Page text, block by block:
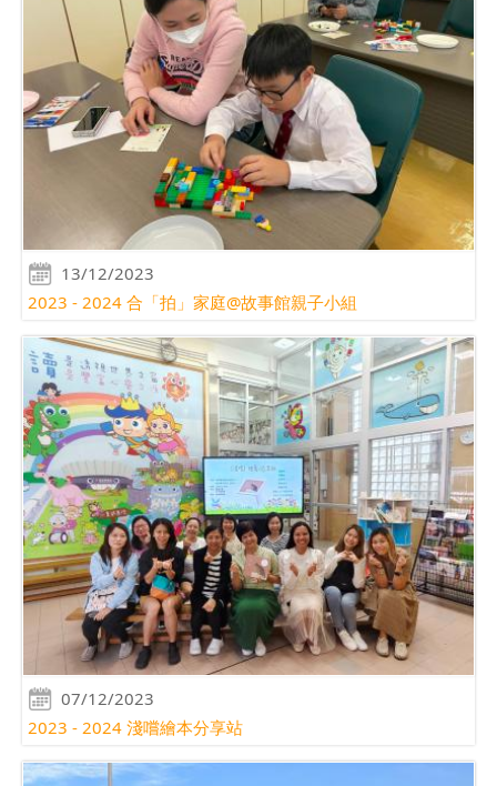
13/12/2023
2023 - 2024 合「拍」家庭@故事館親子小組
07/12/2023
2023 - 2024 淺嚐繪本分享站